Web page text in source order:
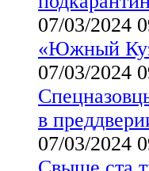
07/03/2024
«Южный
07/03/2024
в
07/03/2024